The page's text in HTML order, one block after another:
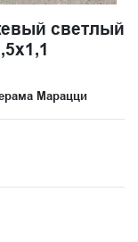
светлый
Марацци